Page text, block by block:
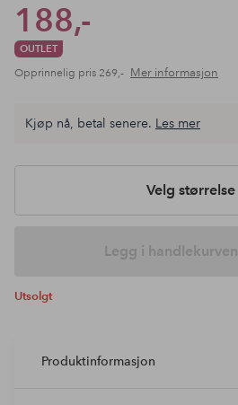
188,-
OUTLET
Opprinnelig pris 269,- Mer informasjon
Kjøp nå, betal senere. Les mer
Velg størrelse
Legg i handlekurven
Utsolgt
Produktinformasjon